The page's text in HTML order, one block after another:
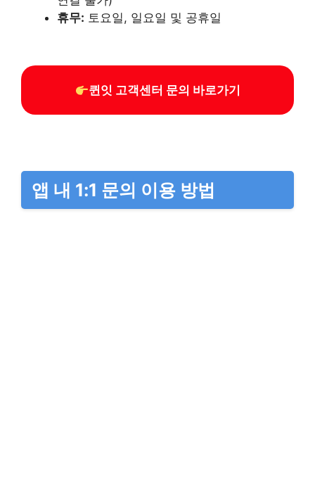
휴무: 토요일, 일요일 및 공휴일
퀸잇 고객센터 문의 바로가기
앱 내 1:1 문의 이용 방법